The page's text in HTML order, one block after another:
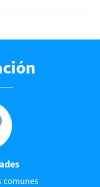
comunes